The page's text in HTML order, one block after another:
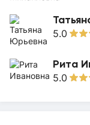
5.0
Рита
5.0